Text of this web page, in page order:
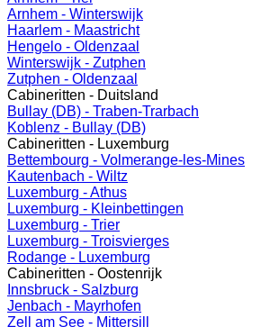
Arnhem - Winterswijk
Haarlem - Maastricht
Hengelo - Oldenzaal
Winterswijk - Zutphen
Zutphen - Oldenzaal
Cabineritten - Duitsland
Bullay (DB) - Traben-Trarbach
Koblenz - Bullay (DB)
Cabineritten - Luxemburg
Bettembourg - Volmerange-les-Mines
Kautenbach - Wiltz
Luxemburg - Athus
Luxemburg - Kleinbettingen
Luxemburg - Trier
Luxemburg - Troisvierges
Rodange - Luxemburg
Cabineritten - Oostenrijk
Innsbruck - Salzburg
Jenbach - Mayrhofen
Zell am See - Mittersill